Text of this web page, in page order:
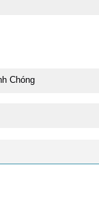
Chóng